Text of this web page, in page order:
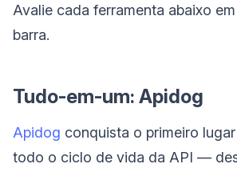
Avalie cada ferramenta abaixo
barra.
Tudo-em-um: Apidog
Apidog conquista o primeiro
todo o ciclo de vida da API —